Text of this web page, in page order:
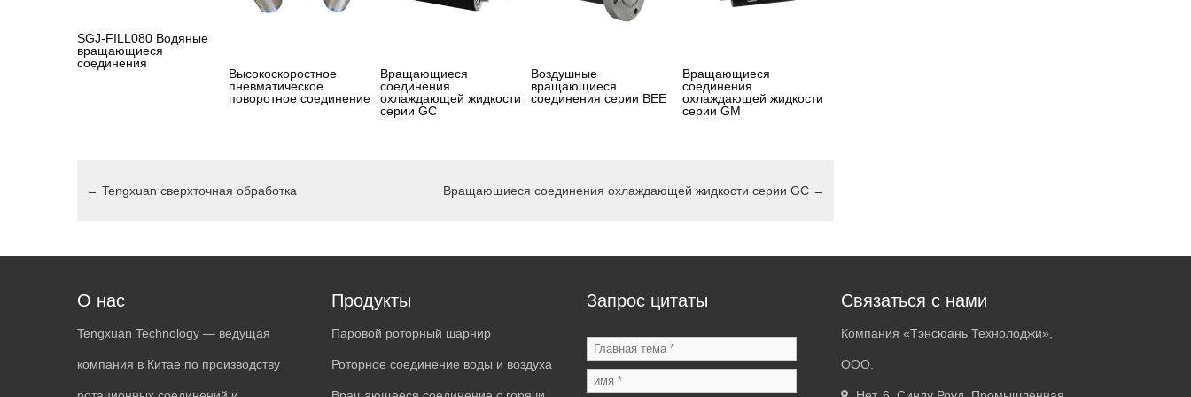
SGJ-FILL080 Водяные
вращающиеся
соединения
Высокоскоростное
пневматическое
поворотное соединение
Вращающиеся
соединения
охлаждающей жидкости
серии GC
Воздушные
вращающиеся
соединения серии BEE
Вращающиеся
соединения
охлаждающей жидкости
серии GM
← Tengxuan сверхточная обработка Вращающиеся соединения охлаждающей жидкости серии GC →
О нас
Tengxuan Technology — ведущая
компания в Китае по производству
Продукты
Паровой роторный шарнир
Роторное соединение воды и воздуха
Запрос цитаты Связаться с нами
Компания «Тэнсюань Технолоджи»,
ООО.